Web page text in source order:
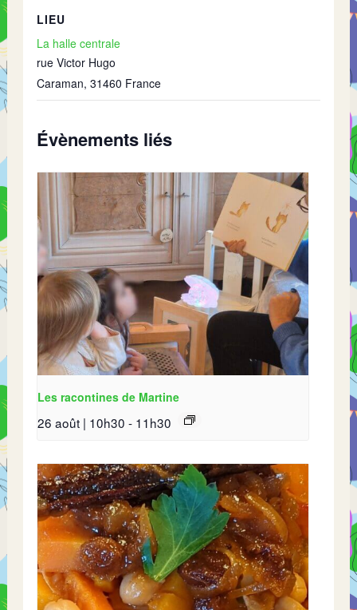
LIEU
La halle centrale
rue Victor Hugo
Caraman, 31460 France
Évènements liés
Les racontines de Martine
26 août | 10h30 - 11h30